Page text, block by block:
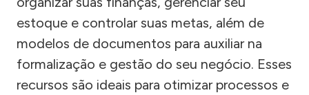
estoque e controlar suas metas, além de
modelos de documentos para auxiliar na
formalização e gestão do seu negócio. Esses
recursos são ideais para otimizar processos e